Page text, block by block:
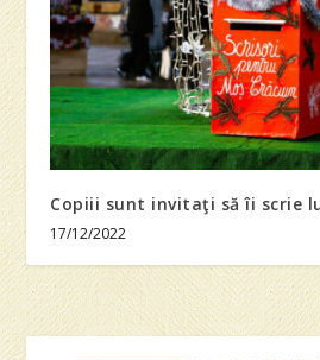
Copiii sunt invitaţi să îi scrie
17/12/2022